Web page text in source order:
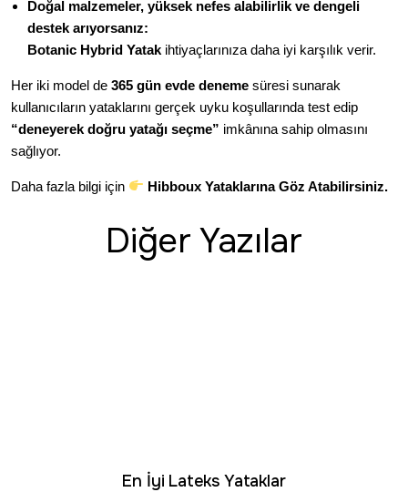
Doğal malzemeler, yüksek nefes alabilirlik ve dengeli
destek arıyorsanız:
Botanic Hybrid Yatak ihtiyaçlarınıza daha iyi karşılık verir.
Her iki model de 365 gün evde deneme süresi sunarak
kullanıcıların yataklarını gerçek uyku koşullarında test edip
“deneyerek doğru yatağı seçme” imkânına sahip olmasını
sağlıyor.
Daha fazla bilgi için Hibboux Yataklarına Göz Atabilirsiniz.
Diğer Yazılar
En İyi Lateks Yataklar